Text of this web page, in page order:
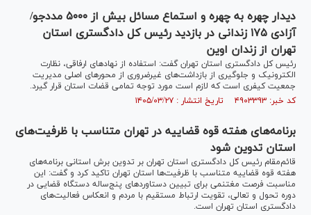
دیدار چهره به چهره و استماع مسائل بیش از ۵۰۰۰ مددجو/
آزادی ۱۷۵ زندانی در بازدید رئیس کل دادگستری استان
تهران از زندان اوین
رئیس کل دادگستری استان تهران گفت: استفاده از نهاد‌های ارفاقی، نظارت
الکترونیک و جلوگیری از بازداشت‌های غیرضروری از محور‌های اصلی مدیریت
جمعیت کیفری است که لازم است مورد توجه تمامی قضات استان قرار گیرد.
کد خبر: ۴۹۰۳۳۹۳ تاریخ انتشار : ۱۴۰۵/۰۳/۲۷
برنامه‌های هفته قوه قضاییه در تهران متناسب با ظرفیت‌های
استان تدوین شود
قائم‌مقام رئیس کل دادگستری استان تهران بر تدوین برش استانی برنامه‌های
هفته قوه قضاییه متناسب با ظرفیت‌ها استان تهران تاکید کرد و گفت: این
مناسبت فرصت مغتنمی برای تبیین دستاورد‌های پنج‌ساله دستگاه قضایی در
دوره تحول و تعالی، تقویت ارتباط مستقیم با مردم و انعکاس فعالیت‌های
دادگستری استان تهران است.